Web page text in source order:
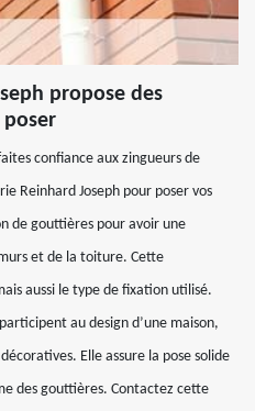
propose des
confiance aux zingueurs de
Reinhard Joseph pour poser vos
de gouttières pour avoir une
et de la toiture. Cette
aussi le type de fixation utilisé.
au design d’une maison,
Elle assure la pose solide
des gouttières. Contactez cette